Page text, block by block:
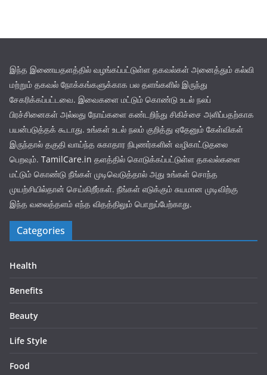
இந்த இணையதளத்தில் வழங்கப்பட்டுள்ள தகவல்கள் அனைத்தும் கல்வி
மற்றும் தகவல் நோக்கங்களுக்காக பல தளங்களில் இருந்து
சேகரிக்கப்பட்டவை. இவைகளை மட்டும் கொண்டு உடல் நலப்
பிரச்சினைகள் அல்லது நோய்களை கண்டறிந்து சிகிச்சை அளிப்பதற்காக
பயன்படுத்தக் கூடாது. உங்கள் உடல் நலம் குறித்து ஏதேனும் கேள்விகள்
இருந்தால் தகுதி வாய்ந்த சுகாதார நிபுணர்களின் வழிகாட்டுதலை
பெறவும். TamilCare.in தளத்தில் கொடுக்கப்பட்டுள்ள தகவல்களை
மட்டும் கொண்டு நீங்கள் முடிவெடுத்தால் அது உங்கள் சொந்த
முயற்சியில்தான் செய்கிறீர்கள். நீங்கள் எடுக்கும் சுயமான முடிவிற்கு
இந்த வலைத்தளம் எந்த விதத்திலும் பொறுப்பேற்காது.
Categories
Health
Benefits
Beauty
Life Style
Food